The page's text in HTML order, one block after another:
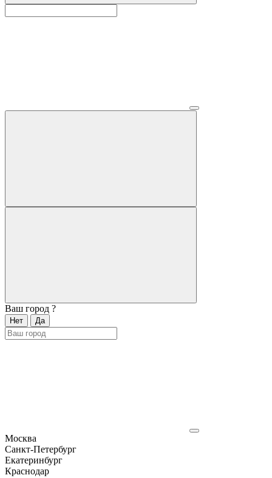
Ваш город ?
Нет Да
Москва
Санкт-Петербург
Екатеринбург
Краснодар